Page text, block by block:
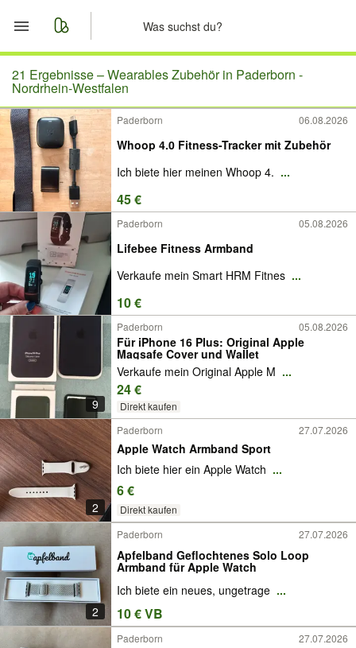
Start
Merkliste
Nachrichten
Anzeige aufgeben
21 Ergebnisse –Wearables Zubehör in Paderborn -
Nordrhein-Westfalen
Paderborn 06.08.2026
Whoop 4.0 Fitness-Tracker mit Zubehör
Ich biete hier meinen Whoop 4. ...
45 €
Paderborn 05.08.2026
Lifebee Fitness Armband
Verkaufe mein Smart HRM Fitnes ...
10 €
9
Paderborn 05.08.2026
Für iPhone 16 Plus: Original Apple
Magsafe Cover und Wallet
Verkaufe mein Original Apple M ...
24 €
Direkt kaufen
2
Paderborn 27.07.2026
Apple Watch Armband Sport
Ich biete hier ein Apple Watch ...
6 €
Direkt kaufen
2
Paderborn 27.07.2026
Apfelband Geflochtenes Solo Loop
Armband für Apple Watch
Ich biete ein neues, ungetrage ...
10 € VB
Paderborn 27.07.2026